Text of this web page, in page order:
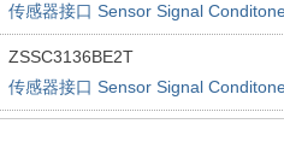
传感器接口 Sensor Signal
ZSSC3136BE2T
传感器接口 Sensor Signal